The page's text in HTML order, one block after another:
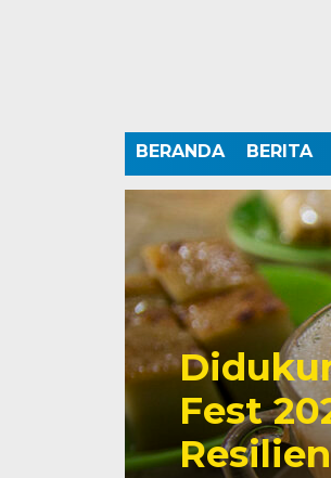
BERANDA BERITA
Fest